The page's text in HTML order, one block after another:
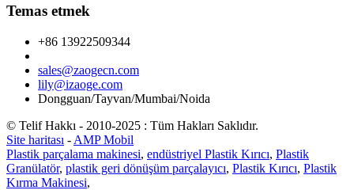
Temas etmek
+86 13922509344
sales@zaogecn.com
lily@izaoge.com
Dongguan/Tayvan/Mumbai/Noida
© Telif Hakkı - 2010-2025 : Tüm Hakları Saklıdır.
Site haritası - AMP Mobil
Plastik parçalama makinesi, endüstriyel Plastik Kırıcı, Plastik
Granülatör, plastik geri dönüşüm parçalayıcı, Plastik Kırıcı, Plastik
Kırma Makinesi,